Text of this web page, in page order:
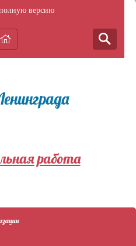
версию
работа